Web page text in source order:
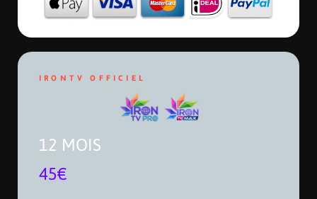
IRONTV OFFICIEL
12 MOIS
45€